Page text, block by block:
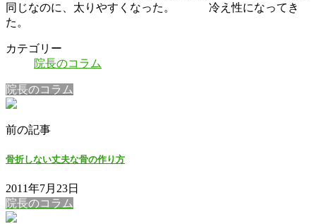
同じなのに、太りやすくなった。 冷え性になってき
た。
カテゴリー
院長のコラム
院長のコラム
前の記事
骨折しない丈夫な骨の作り方
2011年7月23日
院長のコラム